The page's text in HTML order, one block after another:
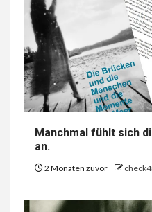
Manchmal fühlt sich
an.
2 Monaten zuvor